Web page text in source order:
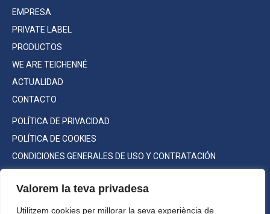
Valorem la teva privadesa
Utilitzem cookies per millorar la seva experiència de
EMPRESA
PRIVATE LABEL
PRODUCTOS
WE ARE TEICHENNÉ
ACTUALIDAD
CONTACTO
POLÍTICA DE PRIVACIDAD
POLÍTICA DE COOKIES
CONDICIONES GENERALES DE USO Y CONTRATACIÓN